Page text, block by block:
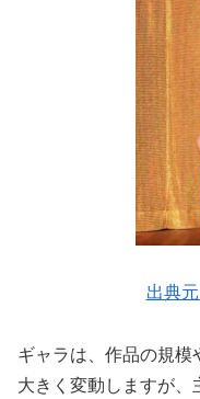
出典
ギャラは、作品の規模
大きく変動しますが、